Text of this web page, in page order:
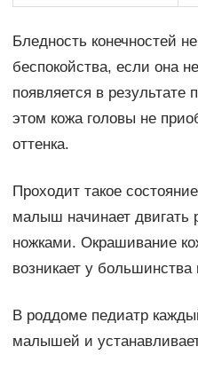
Бледность конечностей
беспокойства, если она
появляется в результате
этом кожа головы не
оттенка.
Проходит такое
малыш начинает двигать
ножками. Окрашивание
возникает у
В роддоме педиатр
малышей и